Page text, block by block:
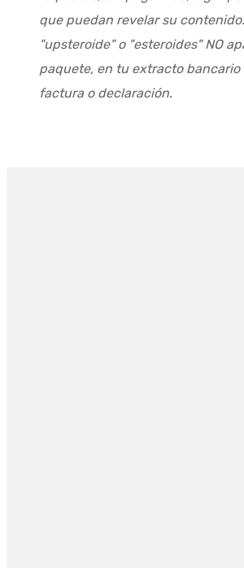
que puedan revelar su
"upsteroide" o "esteroides" NO
paquete, en tu extracto
factura o declaración.